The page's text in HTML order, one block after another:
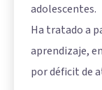
adolescentes.
Ha tratado a
aprendizaje,
por déficit de